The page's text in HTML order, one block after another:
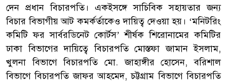
দেন প্রধান বিচারপতি। একইসঙ্গে সাচিবিক সহায়তার জন্য
বিচার বিভাগীয় আট কমর্কর্তাকেও দায়িত্ব দেওয়া হয়। ‘মনিটরিং
কমিটি ফর সার্বরডিনেট কোর্টস’ শীর্ষক শিরোনামের কমিটির
ঢাকা বিভাগের দায়িত্বে বিচারপতি মোস্তফা জামান ইসলাম,
খুলনা বিভাগে বিচারপতি মো. জাহাঙ্গীর হোসেন, বরিশাল
বিভাগে বিচারপতি জাফর আহমেদ, চট্টগ্রাম বিভাগে বিচারপতি